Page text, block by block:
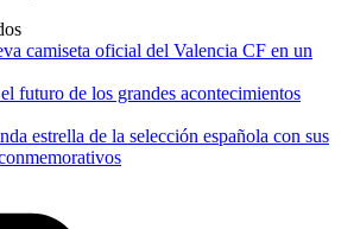
camiseta oficial del Valencia CF en un
futuro de los grandes acontecimientos
estrella de la selección española con sus